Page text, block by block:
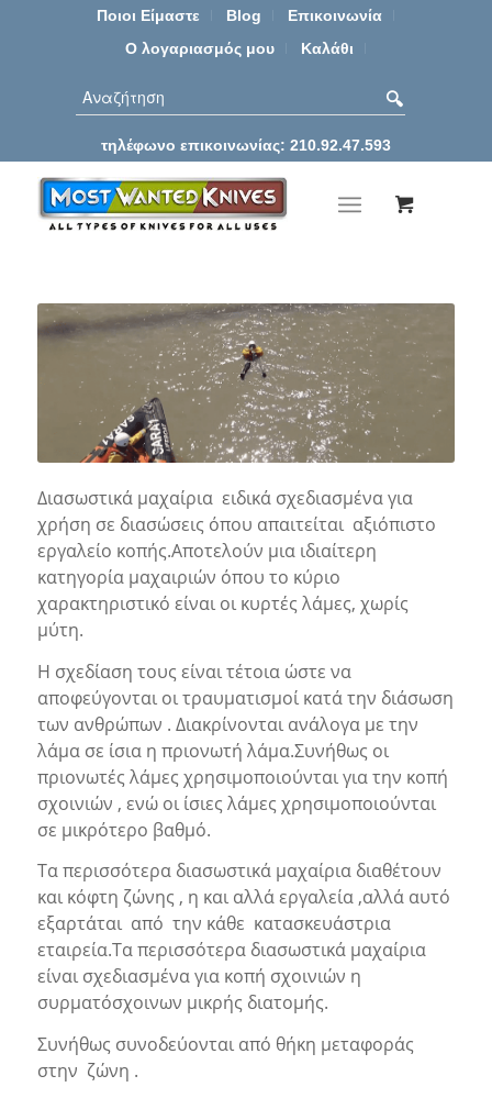
Ποιοι Είμαστε Blog
Επικοινωνία
Ο λογαριασμός μου
Καλάθι
τηλέφωνο επικοινωνίας: 210.92.47.593
Διασωστικά μαχαίρια ειδικά σχεδιασμένα για
χρήση σε διασώσεις όπου απαιτείται αξιόπιστο
εργαλείο κοπής.Αποτελούν μια ιδιαίτερη
κατηγορία μαχαιριών όπου το κύριο
χαρακτηριστικό είναι οι κυρτές λάμες, χωρίς
μύτη.
Η σχεδίαση τους είναι τέτοια ώστε να
αποφεύγονται οι τραυματισμοί κατά την διάσωση
των ανθρώπων . Διακρίνονται ανάλογα με την
λάμα σε ίσια η πριονωτή λάμα.Συνήθως οι
πριονωτές λάμες χρησιμοποιούνται για την κοπή
σχοινιών , ενώ οι ίσιες λάμες χρησιμοποιούνται
σε μικρότερο βαθμό.
Τα περισσότερα διασωστικά μαχαίρια διαθέτουν
και κόφτη ζώνης , η και αλλά εργαλεία ,αλλά αυτό
εξαρτάται από την κάθε κατασκευάστρια
εταιρεία.Τα περισσότερα διασωστικά μαχαίρια
είναι σχεδιασμένα για κοπή σχοινιών η
συρματόσχοινων μικρής διατομής.
Συνήθως συνοδεύονται από θήκη μεταφοράς
στην ζώνη .